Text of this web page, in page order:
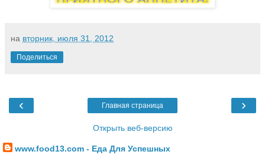
на вторник, июля 31, 2012
Поделиться
‹ ›
Главная страница
Открыть веб-версию
www.food13.com - Еда Для Успешных